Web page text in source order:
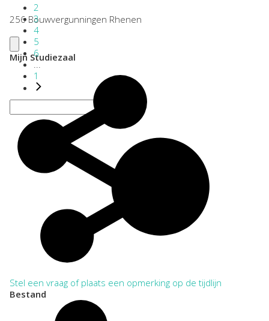
2
3
4
5
6
...
1
256 Bouwvergunningen Rhenen
Mijn Studiezaal
Stel een vraag of plaats een opmerking op de tijdlijn
Bestand